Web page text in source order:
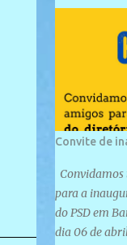
Convite de
para a
do PSD em
dia 06 de abril